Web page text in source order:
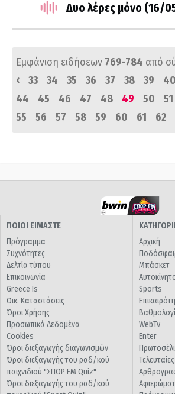
Δυο λέρες μόνο (16/
Εμφάνιση ειδήσεων 769-784 από
‹
33 34 35 36 37 38 39 40
44
45 46 47 48 49 50 51
55
56 57 58 59 60 61 62
ΠΟΙΟΙ ΕΙΜΑΣΤΕ
Πρόγραμμα
Συχνότητες
Δελτία τύπου
Επικοινωνία
Greece Is
Οικ. Καταστάσεις
Όροι Χρήσης
Προσωπικά Δεδομένα
Cookies
Όροι διεξαγωγής διαγωνισμών
Όροι διεξαγωγής του ραδ/κού
παιχνιδιού "ΣΠΟΡ FM Quiz"
Όροι διεξαγωγής του ραδ/κού
Αρχική
Μπάσκετ
Sports
WebTv
Enter